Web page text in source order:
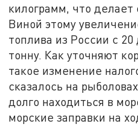
килограмм, что
Виной этому
топлива из России с
тонну. Как уточняют
такое изменение
сказалось на
долго находиться в
морские заправки на